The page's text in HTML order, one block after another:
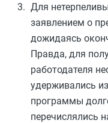
Для
заявлением о
дожидаясь
Правда, для
работодателя
удерживались
программы
перечислялись